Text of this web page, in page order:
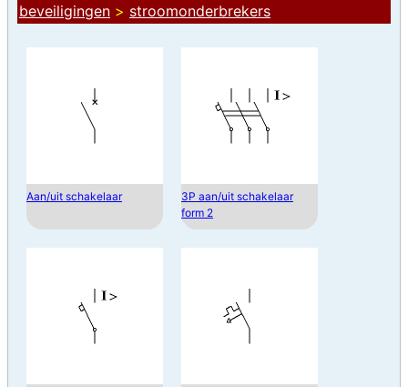
beveiligingen > stroomonderbrekers
Aan/uit schakelaar
3P aan/uit schakelaar
form 2